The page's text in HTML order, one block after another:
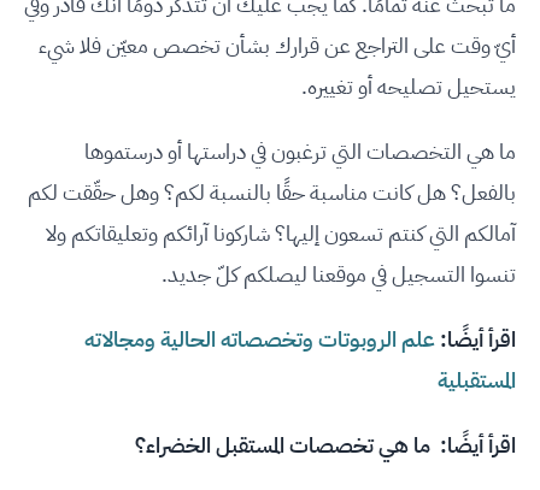
أيّ وقت على التراجع عن قرارك بشأن تخصص معيّن فلا شيء
يستحيل تصليحه أو تغييره.
ما هي التخصصات التي ترغبون في دراستها أو درستموها
بالفعل؟ هل كانت مناسبة حقًا بالنسبة لكم؟ وهل حقّقت لكم
آمالكم التي كنتم تسعون إليها؟ شاركونا آرائكم وتعليقاتكم ولا
تنسوا التسجيل في موقعنا ليصلكم كلّ جديد.
اقرأ أيضًا:علم الروبوتات وتخصصاته الحالية ومجالاته
المستقبلية
اقرأ أيضًا: ما هي تخصصات المستقبل الخضراء؟